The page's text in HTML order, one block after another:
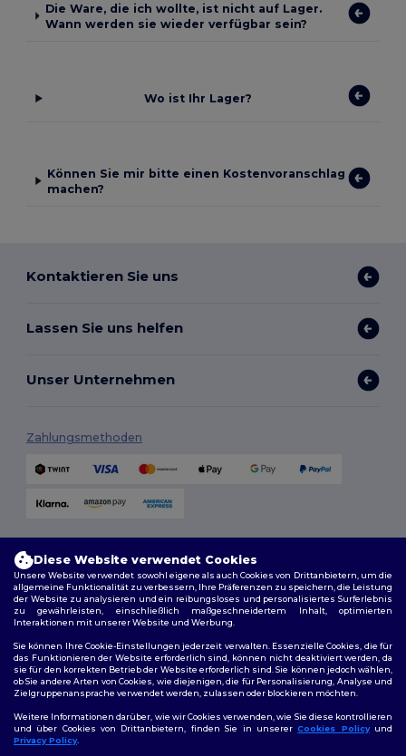
Die Ware, die ich wollte, ist nicht auf Lager.
Wann werden sie wieder verfügbar sein?
Wo ist Ihr Lager?
Können Sie mir bitte einen Kostenvoranschlag
machen?
Kontaktieren Sie uns
Lassen Sie uns helfen
Unser Unternehmen
Zahlungsmethoden
Folge uns
Diese Website verwendet Cookies
Unsere Website verwendet sowohl eigene als auch Cookies von Drittanbietern, um die
allgemeine Funktionalität zu verbessern, Ihre Präferenzen zu speichern, die Leistung
der Website zu analysieren und ein reibungsloses und personalisiertes Surferlebnis
zu gewährleisten, einschließlich maßgeschneidertem Inhalt, optimierten
Interaktionen mit unserer Website und Werbung.
Sie können Ihre Cookie-Einstellungen jederzeit verwalten. Essenzielle Cookies, die für
das Funktionieren der Website erforderlich sind, können nicht deaktiviert werden, da
sie für den korrekten Betrieb der Website erforderlich sind. Sie können jedoch wählen,
ob Sie andere Arten von Cookies, wie diejenigen, die für Personalisierung, Analyse und
Zielgruppenansprache verwendet werden, zulassen oder blockieren möchten.
Weitere Informationen darüber, wie wir Cookies verwenden, wie Sie diese kontrollieren
und über Cookies von Drittanbietern, finden Sie in unsererCookies Policyund
Privacy Policy.